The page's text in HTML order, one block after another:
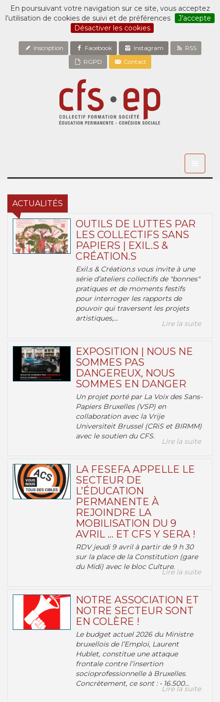
En poursuivant votre navigation sur ce site, vous acceptez
l’utilisation de cookies de suivi et de préférences
J’accepte
Désactiver les cookies
Inscription Facebook Instagram
RSS
RGPD
Contact
ACTUALITÉS
OUTILS DE LUTTES PAR
LES COLLECTIFS SANS
PAPIERS | EXIL.S &
CRÉATION.S
Exil.s & Création.s vous invite à une
série d’ateliers collectifs de "bonnes"
pratiques et de moments festifs
pour interroger les rapports de
pouvoir qui traversent les projets
artistiques,...
Lire la suite
EXPOSITION | NOUS NE
SOMMES PAS
DANGEREUX, NOUS
SOMMES EN DANGER
Un projet porté par La Voix des Sans-
Papiers Bruxelles (VSP) en
collaboration avec la Vrije
Universiteit Brussel (CRiS et BIRMM)
avec le soutien du CFS.
Lire la suite
LA FESEFA APPELLE LE
SECTEUR DE
L’ÉDUCATION
PERMANENTE À
REJOINDRE LA
MOBILISATION DU 9
AVRIL … ET CFS Y SERA !
RDV jeudi 9 avril à partir de 9 h 30
sur la place de la Constitution (gare
du Midi) avec le bloc Culture.
Lire la suite
NOTRE ASSOCIATION ET
NOTRE SECTEUR SONT
EN COLÈRE !
Le budget actuel 2026 du Ministre
bruxellois de l’Emploi, Laurent
Hublet, constitue une attaque
frontale contre l’insertion
socioprofessionnelle à Bruxelles.
Concrètement, ce sont : • 16.500...
Lire la suite